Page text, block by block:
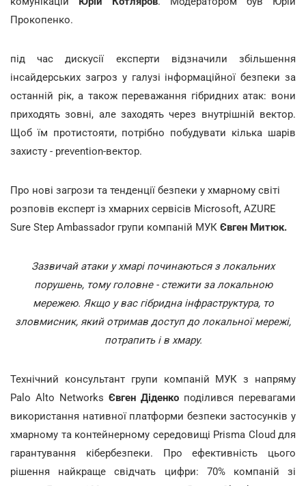
Прокопенко.
під час дискусії експерти відзначили збільшення
інсайдерських загроз у галузі інформаційної безпеки за
останній рік, а також переважання гібридних атак: вони
приходять зовні, але заходять через внутрішній вектор.
Щоб їм протистояти, потрібно побудувати кілька шарів
захисту - prevention-вектор.
Про нові загрози та тенденції безпеки у хмарному світі
розповів експерт із хмарних сервісів Microsoft, AZURE
Sure Step Ambassador групи компаній МУК Євген Митюк.
Зазвичай атаки у хмарі починаються з локальних
порушень, тому головне - стежити за локальною
мережею. Якщо у вас гібридна інфраструктура, то
зловмисник, який отримав доступ до локальної мережі,
потрапить і в хмару.
Технічний консультант групи компаній МУК з напряму
Palo Alto Networks Євген Діденко поділився перевагами
використання нативної платформи безпеки застосунків у
хмарному та контейнерному середовищі Prisma Cloud для
гарантування кібербезпеки. Про ефективність цього
рішення найкраще свідчать цифри: 70% компаній зі